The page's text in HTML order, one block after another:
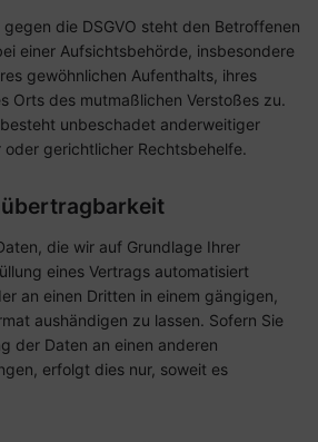
die DSGVO steht den Betroffenen
einer Aufsichtsbehörde, insbesondere
gewöhnlichen Aufenthalts, ihres
Orts des mutmaßlichen Verstoßes zu.
unbeschadet anderweitiger
gerichtlicher Rechtsbehelfe.
die wir auf Grundlage Ihrer
eines Vertrags automatisiert
an einen Dritten in einem gängigen,
aushändigen zu lassen. Sofern Sie
der Daten an einen anderen
erfolgt dies nur, soweit es